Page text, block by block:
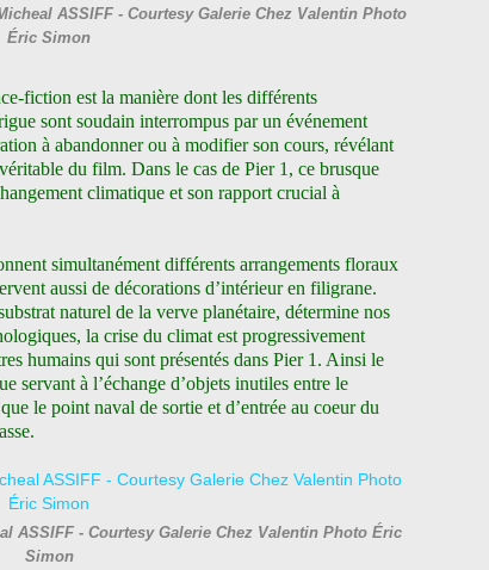
ASSIFF - Courtesy Galerie Chez Valentin Photo
Éric Simon
fiction est la manière dont les différents
sont soudain interrompus par un événement
à abandonner ou à modifier son cours, révélant
du film. Dans le cas de Pier 1, ce brusque
climatique et son rapport crucial à
simultanément différents arrangements floraux
aussi de décorations d’intérieur en filigrane.
naturel de la verve planétaire, détermine nos
la crise du climat est progressivement
humains qui sont présentés dans Pier 1. Ainsi le
servant à l’échange d’objets inutiles entre le
le point naval de sortie et d’entrée au coeur du
ASSIFF - Courtesy Galerie Chez Valentin Photo Éric
Simon